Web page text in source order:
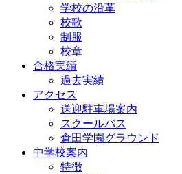
学校の沿革
校歌
制服
校章
合格実績
過去実績
アクセス
送迎駐車場案内
スクールバス
倉田学園グラウンド
中学校案内
特徴